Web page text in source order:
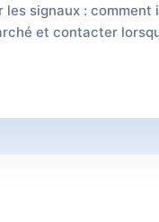
les signaux :
et contacter